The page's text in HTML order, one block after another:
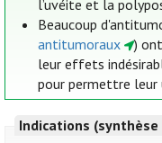
l’uvéite et la
Beaucoup
antitumoraux
)
leur effets
pour permettre leur
Indications (synthèse